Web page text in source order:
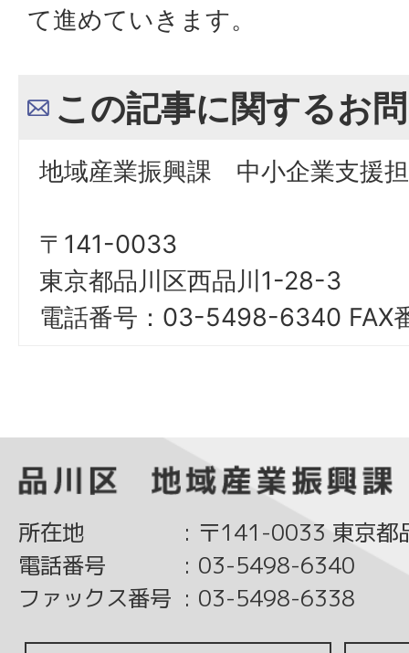
て進めていきます。
この記事に関するお
地域産業振興課 中小企業支援
〒141-0033
東京都品川区西品川1-28-3
電話番号：03-5498-6340
所在地 : 〒141-0033 東京都
電話番号
: 03-5498-6340
ファックス番号 : 03-5498-6338